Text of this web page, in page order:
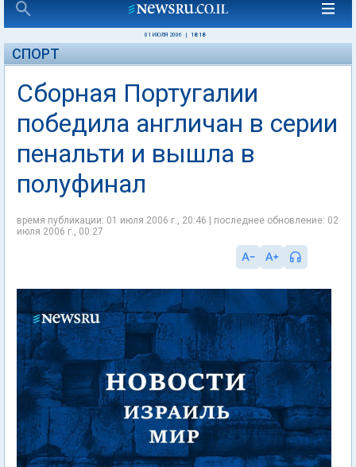
01 ИЮЛЯ 2006 18:18
СПОРТ
Сборная Португалии
победила англичан в серии
пенальти и вышла в
полуфинал
время публикации: 01 июля 2006 г., 20:46 | последнее обновление: 02
июля 2006 г., 00:27